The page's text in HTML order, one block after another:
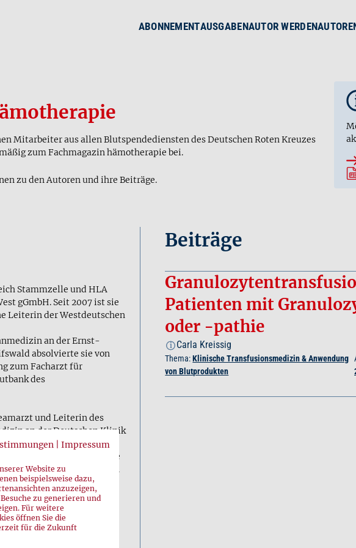
ABONNEMENTAUSGABENAUTOR WERDEN
Mitarbeiter aus allen Blutspendediensten des Deutschen Roten Kreuzes
zum Fachmagazin hämotherapie bei.
zu den Autoren und ihre Beiträge.
Stammzelle und HLA
gGmbH. Seit 2007 ist sie
Leiterin der Westdeutschen
an der Ernst-
absolvierte sie von
zum Facharzt für
des
und Leiterin des
an der Deutschen Klinik
Tätigkeit hat sie
Beiträge
Patienten mit
oder -pathie
i Carla Kreissig
Thema:Klinische Transfusionsmedizin & Anwendung
von Blutprodukten
Impressum
Website zu
beispielsweise dazu,
anzuzeigen,
zu generieren und
Für weitere
öffnen Sie die
für die Zukunft